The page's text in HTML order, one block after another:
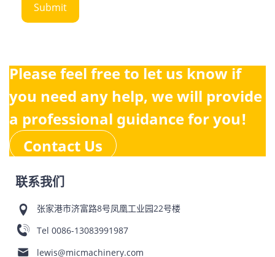
Please feel free to let us know if
you need any help, we will provide
a professional guidance for you!
Contact Us
联系我们
张家港市济富路8号凤凰工业园22号楼
Tel 0086-13083991987
lewis@micmachinery.com